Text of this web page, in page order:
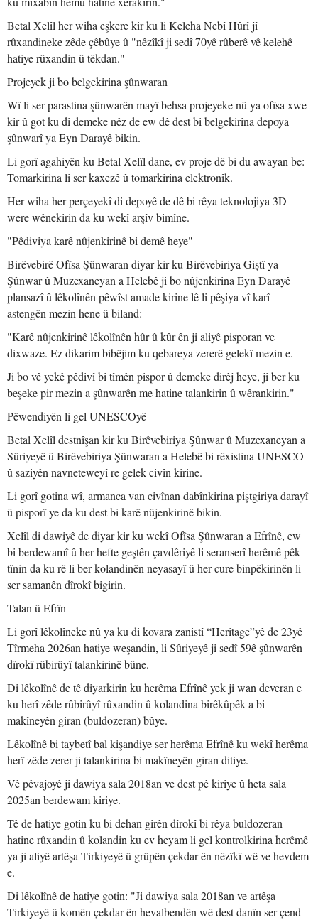
Betal Xelîl her wiha eşkere kir ku li Keleha Nebî Hûrî jî
rûxandineke zêde çêbûye û "nêzîkî ji sedî 70yê rûberê vê kelehê
hatiye rûxandin û têkdan."
Projeyek ji bo belgekirina şûnwaran
Wî li ser parastina şûnwarên mayî behsa projeyeke nû ya ofîsa xwe
kir û got ku di demeke nêz de ew dê dest bi belgekirina depoya
şûnwarî ya Eyn Darayê bikin.
Li gorî agahiyên ku Betal Xelîl dane, ev proje dê bi du awayan be:
Tomarkirina li ser kaxezê û tomarkirina elektronîk.
Her wiha her perçeyekî di depoyê de dê bi rêya teknolojiya 3D
were wênekirin da ku wekî arşîv bimîne.
"Pêdiviya karê nûjenkirinê bi demê heye"
Birêvebirê Ofîsa Şûnwaran diyar kir ku Birêvebiriya Giştî ya
Şûnwar û Muzexaneyan a Helebê ji bo nûjenkirina Eyn Darayê
plansazî û lêkolînên pêwîst amade kirine lê li pêşiya vî karî
astengên mezin hene û biland:
"Karê nûjenkirinê lêkolînên hûr û kûr ên ji aliyê pisporan ve
dixwaze. Ez dikarim bibêjim ku qebareya zererê gelekî mezin e.
Ji bo vê yekê pêdivî bi tîmên pispor û demeke dirêj heye, ji ber ku
beşeke pir mezin a şûnwarên me hatine talankirin û wêrankirin."
Pêwendiyên li gel UNESCOyê
Betal Xelîl destnîşan kir ku Birêvebiriya Şûnwar û Muzexaneyan a
Sûriyeyê û Birêvebiriya Şûnwaran a Helebê bi rêxistina UNESCO
û saziyên navneteweyî re gelek civîn kirine.
Li gorî gotina wî, armanca van civînan dabînkirina piştgiriya darayî
û pisporî ye da ku dest bi karê nûjenkirinê bikin.
Xelîl di dawiyê de diyar kir ku wekî Ofîsa Şûnwaran a Efrînê, ew
bi berdewamî û her hefte geştên çavdêriyê li seranserî herêmê pêk
tînin da ku rê li ber kolandinên neyasayî û her cure binpêkirinên li
ser samanên dîrokî bigirin.
Talan û Efrîn
Li gorî lêkolîneke nû ya ku di kovara zanistî “Heritage”yê de 23yê
Tîrmeha 2026an hatiye weşandin, li Sûriyeyê ji sedî 59ê şûnwarên
dîrokî rûbirûyî talankirinê bûne.
Di lêkolînê de tê diyarkirin ku herêma Efrînê yek ji wan deveran e
ku herî zêde rûbirûyî rûxandin û kolandina birêkûpêk a bi
makîneyên giran (buldozeran) bûye.
Lêkolînê bi taybetî bal kişandiye ser herêma Efrînê ku wekî herêma
herî zêde zerer ji talankirina bi makîneyên giran ditiye.
Vê pêvajoyê ji dawiya sala 2018an ve dest pê kiriye û heta sala
2025an berdewam kiriye.
Tê de hatiye gotin ku bi dehan girên dîrokî bi rêya buldozeran
hatine rûxandin û kolandin ku ev heyam li gel kontrolkirina herêmê
ya ji aliyê artêşa Tirkiyeyê û grûpên çekdar ên nêzîkî wê ve hevdem
e.
Di lêkolînê de hatiye gotin: "Ji dawiya sala 2018an ve artêşa
Tirkiyeyê û komên çekdar ên hevalbendên wê dest danîn ser çend